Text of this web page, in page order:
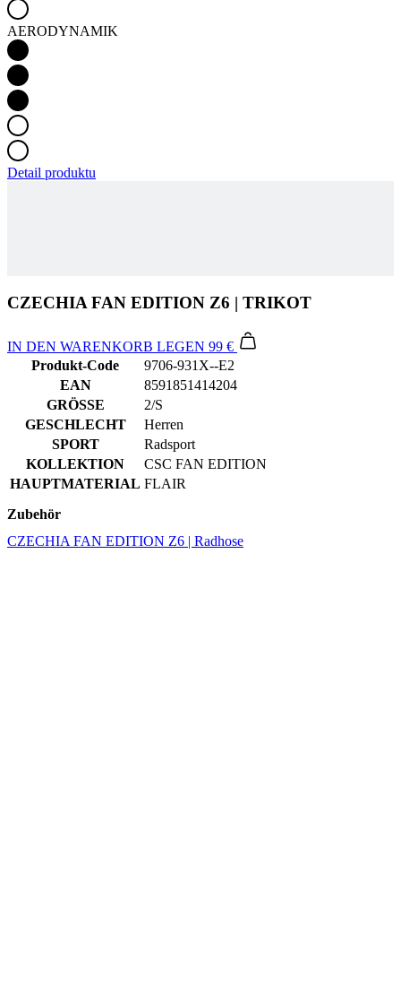
AERODYNAMIK
Detail produktu
CZECHIA FAN EDITION Z6 | TRIKOT
IN DEN WARENKORB LEGEN 99 €
Produkt-Code
9706-931X--E2
EAN
8591851414204
GRÖSSE
2/S
GESCHLECHT
Herren
SPORT
Radsport
KOLLEKTION
CSC FAN EDITION
HAUPTMATERIAL FLAIR
Zubehör
CZECHIA FAN EDITION Z6 | Radhose